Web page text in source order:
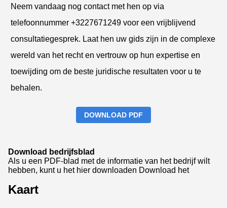
Neem vandaag nog contact met hen op via
telefoonnummer +3227671249 voor een vrijblijvend
consultatiegesprek. Laat hen uw gids zijn in de complexe
wereld van het recht en vertrouw op hun expertise en
toewijding om de beste juridische resultaten voor u te
behalen.
DOWNLOAD PDF
Download bedrijfsblad
Als u een PDF-blad met de informatie van het bedrijf wilt
hebben, kunt u het hier downloaden Download het
Kaart